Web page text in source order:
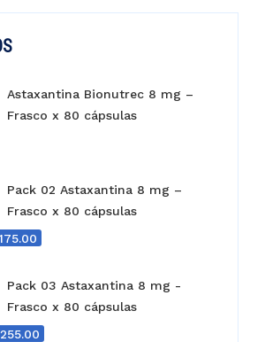
Astaxantina Bionutrec 8 mg –
Frasco x 80 cápsulas
Pack 02 Astaxantina 8 mg –
Frasco x 80 cápsulas
actual
S/175.00.
Pack 03 Astaxantina 8 mg -
Frasco x 80 cápsulas
255.00